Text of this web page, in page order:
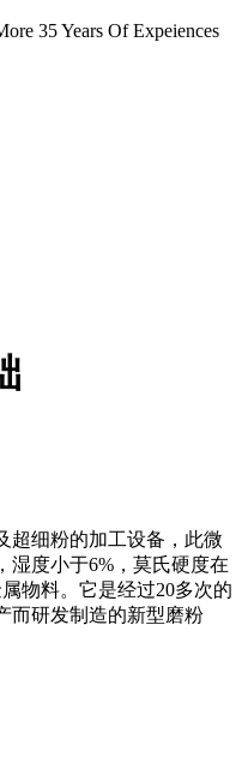
35 Years Of Expeiences
超细粉的加工设备，此微
湿度小于6%，莫氏硬度在
物料。它是经过20多次的
而研发制造的新型磨粉